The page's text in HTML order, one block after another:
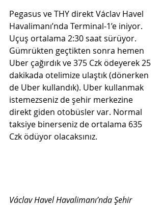
Pegasus ve THY direkt Václav Havel
Havalimanı’nda Terminal-1’e iniyor.
Uçuş ortalama 2:30 saat sürüyor.
Gümrükten geçtikten sonra hemen
Uber çağırdık ve 375 Czk ödeyerek 25
dakikada otelimize ulaştık (dönerken
de Uber kullandık). Uber kullanmak
istemezseniz de şehir merkezine
direkt giden otobüsler var. Normal
taksiye binerseniz de ortalama 635
Czk ödüyor olacaksınız.
Václav Havel Havalimanı’nda Şehir